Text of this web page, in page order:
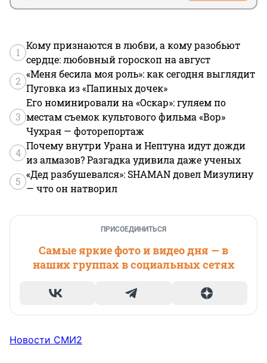
1
Кому признаются в любви, а кому разобьют
сердце: любовный гороскоп на август
2
«Меня бесила моя роль»: как сегодня выглядит
Пуговка из «Папиных дочек»
3
Его номинировали на «Оскар»: гуляем по
местам съемок культового фильма «Вор»
Чухрая — фоторепортаж
4
Почему внутри Урана и Нептуна идут дожди
из алмазов? Разгадка удивила даже ученых
5
«Дед разбушевался»: SHAMAN довел Мизулину
— что он натворил
ПРИСОЕДИНИТЬСЯ
Самые яркие фото и видео дня — в
наших группах в социальных сетях
Новости СМИ2